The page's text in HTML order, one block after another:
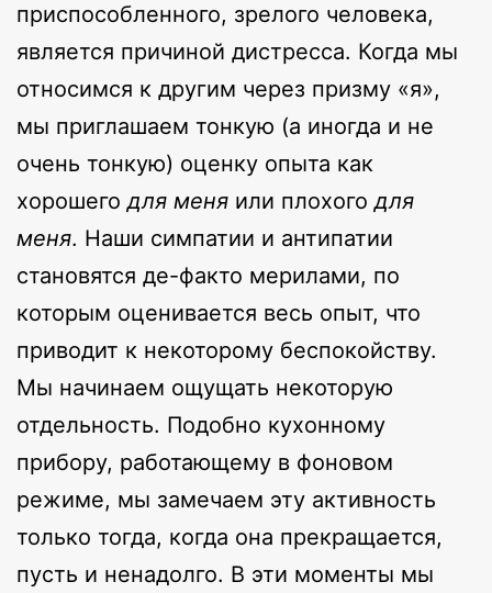
приспособленного, зрелого человека,
является причиной дистресса. Когда мы
относимся к другим через призму «я»,
мы приглашаем тонкую (а иногда и не
очень тонкую) оценку опыта как
хорошегодля меня или плохогодля
меня. Наши симпатии и антипатии
становятся де-факто мерилами, по
которым оценивается весь опыт, что
приводит к некоторому беспокойству.
Мы начинаем ощущать некоторую
отдельность. Подобно кухонному
прибору, работающему в фоновом
режиме, мы замечаем эту активность
только тогда, когда она прекращается,
пусть и ненадолго. В эти моменты мы